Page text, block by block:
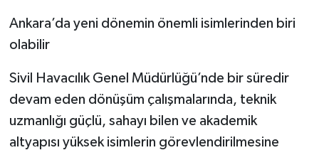
Ankara’da yeni dönemin önemli isimlerinden biri
olabilir
Sivil Havacılık Genel Müdürlüğü’nde bir süredir
devam eden dönüşüm çalışmalarında, teknik
uzmanlığı güçlü, sahayı bilen ve akademik
altyapısı yüksek isimlerin görevlendirilmesine